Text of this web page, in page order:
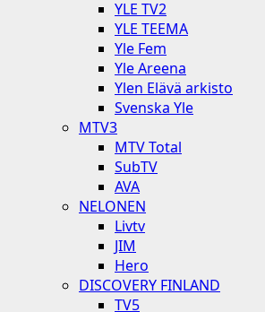
YLE TV2
YLE TEEMA
Yle Fem
Yle Areena
Ylen Elävä arkisto
Svenska Yle
MTV3
MTV Total
SubTV
AVA
NELONEN
Livtv
JIM
Hero
DISCOVERY FINLAND
TV5